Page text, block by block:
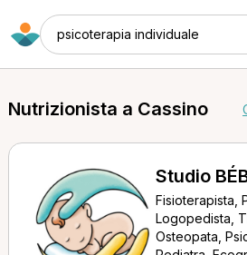
psicoterapia individuale
Nutrizionista a Cassino
Studio
Fisioterapista,
Logopedista,
Osteopata,